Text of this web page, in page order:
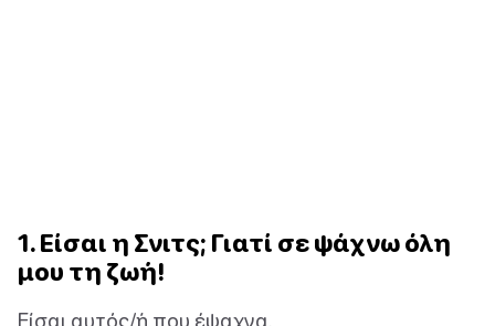
1. Είσαι η Σνιτς; Γιατί σε ψάχνω όλη
μου τη ζωή!
Είσαι αυτός/ή που έψαχνα.